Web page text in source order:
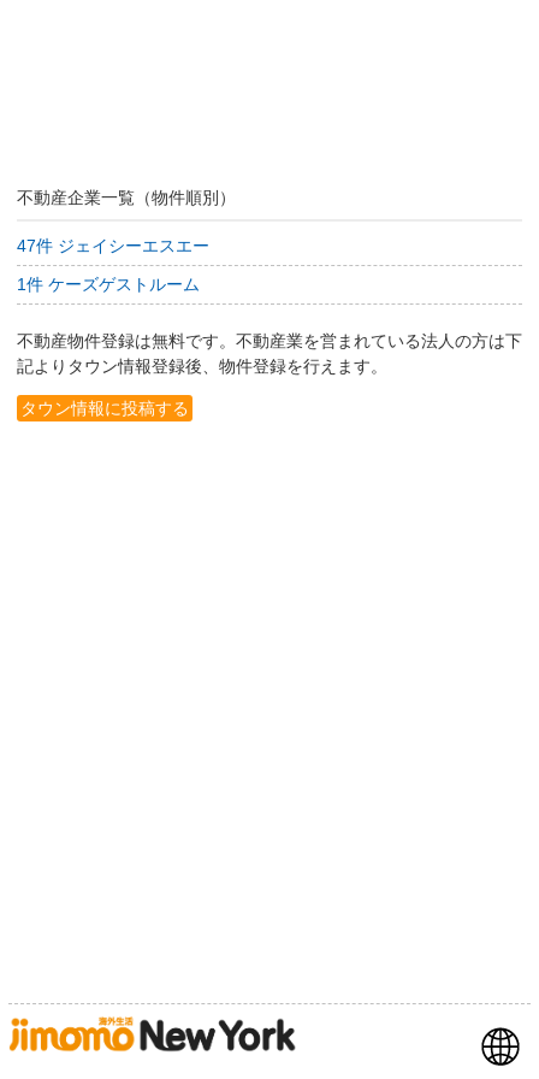
不動産企業一覧（物件順別）
47件 ジェイシーエスエー
1件 ケーズゲストルーム
不動産物件登録は無料です。不動産業を営まれている法人の方は下
記よりタウン情報登録後、物件登録を行えます。
タウン情報に投稿する